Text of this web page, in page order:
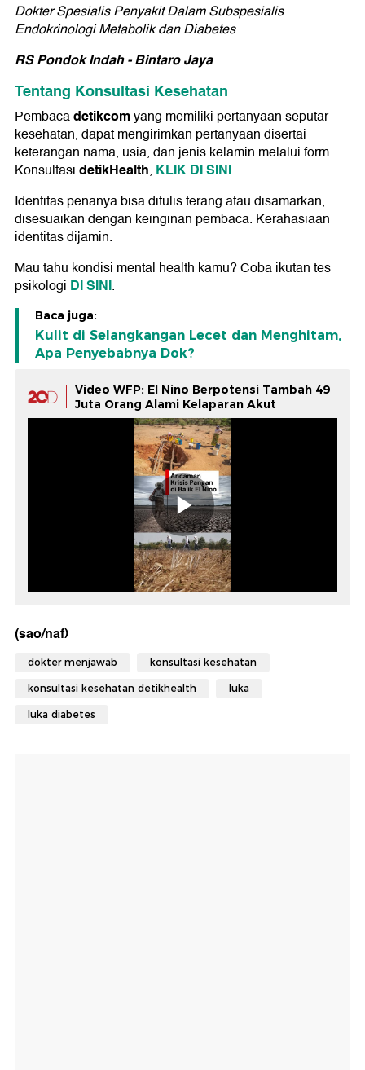
Dokter Spesialis Penyakit Dalam Subspesialis
Endokrinologi Metabolik dan Diabetes
RS Pondok Indah - Bintaro Jaya
Tentang Konsultasi Kesehatan
Pembacadetikcomyang memiliki pertanyaan seputar
kesehatan, dapat mengirimkan pertanyaan disertai
keterangan nama, usia, dan jenis kelamin melalui form
KonsultasidetikHealth, KLIK DI SINI.
Identitas penanya bisa ditulis terang atau disamarkan,
disesuaikan dengan keinginan pembaca. Kerahasiaan
identitas dijamin.
Mau tahu kondisi mental health kamu? Coba ikutan tes
psikologi DI SINI.
Baca juga:
Kulit di Selangkangan Lecet dan Menghitam,
Apa Penyebabnya Dok?
Video WFP: El Nino Berpotensi Tambah 49
Juta Orang Alami Kelaparan Akut
(sao/naf)
dokter menjawab konsultasi kesehatan
konsultasi kesehatan detikhealth luka
luka diabetes